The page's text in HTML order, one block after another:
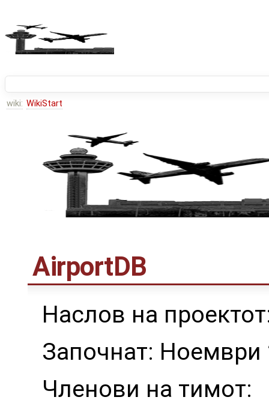
wiki: WikiStart
AirportDB
Наслов на
Започнат: Ноември
Членови на тимот: